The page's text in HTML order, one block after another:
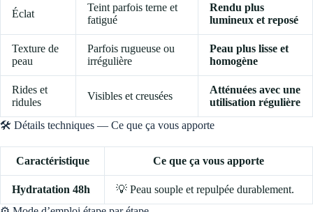
Éclat
Teint parfois terne et
fatigué
Rendu plus
lumineux et reposé
Texture de
peau
Parfois rugueuse ou
irrégulière
Peau plus lisse et
homogène
Rides et
ridules
Visibles et creusées
Atténuées avec une
utilisation régulière
🛠️ Détails techniques — Ce que ça vous apporte
Caractéristique Ce que ça vous apporte
Hydratation 48h
💡 Peau souple et repulpée durablement.